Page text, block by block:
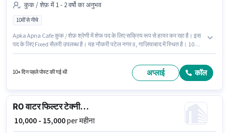
कुक / शेफ़ में 1 - 2 वर्षो का अनुभव
10वीं से नीचे
Apka Apna Cafe कुक / शेफ़ श्रेणी में शेफ पद के लिए सक्रिय रूप से हायर कर रहा है। इस
पद के लिए Fixed सैलरी उपलब्ध है। यह नौकरी पटेल नगर II, गाज़ियाबाद में स्थित है। 10वीं से
10+ दिन पहले पोस्ट की गई थी अप्लाई कॉल
RO वाटर फिल्टर टेक्नीशियन
₹ 10,000 - 15,000per महीना